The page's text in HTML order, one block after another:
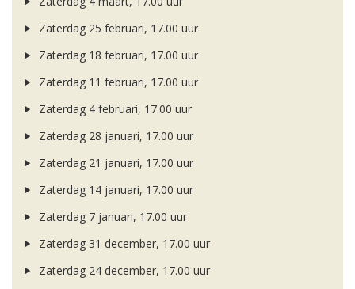
Zaterdag 25 februari, 17.00 uur
Zaterdag 18 februari, 17.00 uur
Zaterdag 11 februari, 17.00 uur
Zaterdag 4 februari, 17.00 uur
Zaterdag 28 januari, 17.00 uur
Zaterdag 21 januari, 17.00 uur
Zaterdag 14 januari, 17.00 uur
Zaterdag 7 januari, 17.00 uur
Zaterdag 31 december, 17.00 uur
Zaterdag 24 december, 17.00 uur